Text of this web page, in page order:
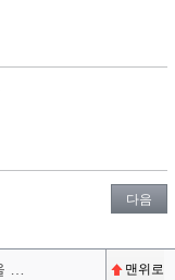
다음
맨위로